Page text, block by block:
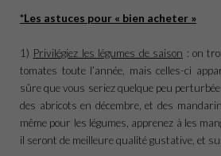
*Les astuces pour « bien acheter »
1) Privilégiez les légumes de saison : on
tomates toute l’année, mais celles-ci
sûre que vous seriez quelque peu
des abricots en décembre, et des
même pour les légumes, apprenez à les
il seront de meilleure qualité gustative, et